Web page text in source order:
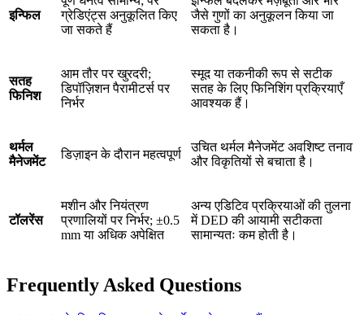
इन्फिल
ग्रेडिएंट्स अनुकूलित किए
जा सकते हैं
जैसे गुणों का अनुकूलन किया जा
सकता है।
सतह
फिनिश
आम तौर पर खुरदरी;
डिपॉज़िशन पैरामीटर्स पर
निर्भर
स्मूद या तकनीकी रूप से सटीक
सतह के लिए फिनिशिंग प्रक्रियाएँ
आवश्यक हैं।
थर्मल
मैनेजमेंट
डिज़ाइन के दौरान महत्वपूर्ण
उचित थर्मल मैनेजमेंट अवशिष्ट तनाव
और विकृतियों से बचाता है।
टॉलरेंस
मशीन और नियंत्रण
प्रणालियों पर निर्भर; ±0.5
mm या अधिक अपेक्षित
अन्य एडिटिव प्रक्रियाओं की तुलना
में DED की आयामी सटीकता
सामान्यतः कम होती है।
Frequently Asked Questions